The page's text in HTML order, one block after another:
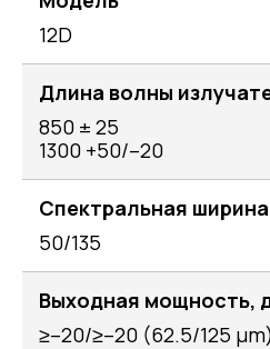
12D
Длина волны
850 ± 25
1300 +50/–20
Спектральная
50/135
Выходная мощность,
≥–20/≥–20 (62.5/125 μm)